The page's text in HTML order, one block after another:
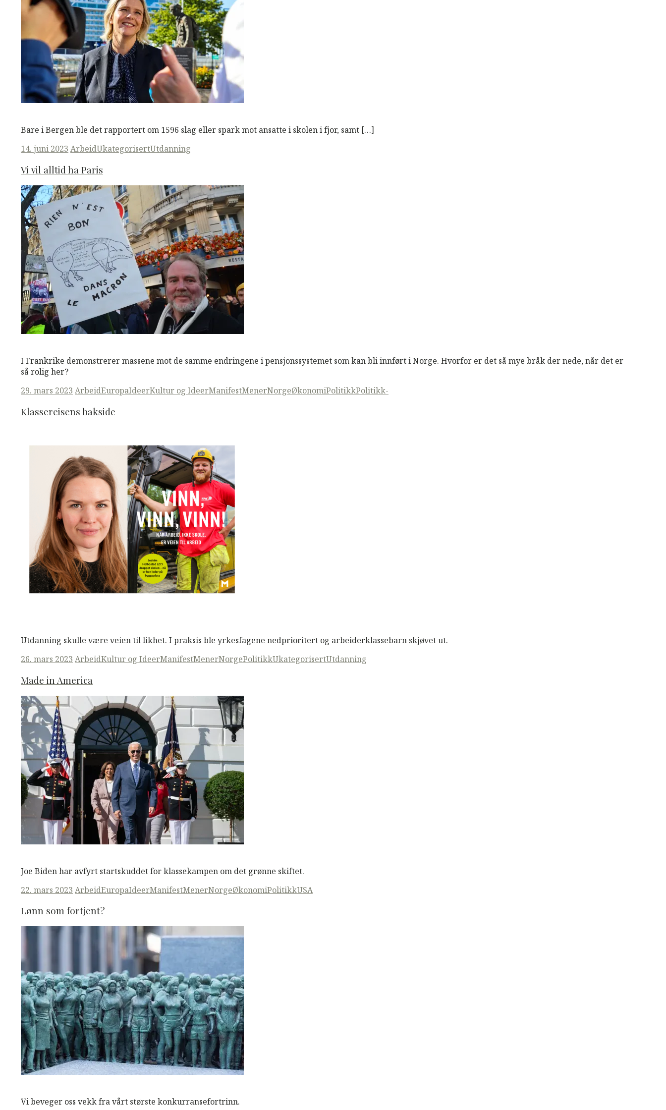
Bare i Bergen ble det rapportert om 1596 slag eller spark mot ansatte i skolen i fjor, samt […]
Posted
14. juni 2023 ArbeidUkategorisertUtdanning
Vi vil alltid ha Paris
I Frankrike demonstrerer massene mot de samme endringene i pensjonssystemet som kan bli innført i Norge. Hvorfor er det så mye bråk der nede, når det er
så rolig her?
Posted
29. mars 2023 ArbeidEuropaIdeerKultur og IdeerManifestMenerNorgeØkonomiPolitikkPolitikk-
Klasse­reisens bakside
Utdanning skulle være veien til likhet. I praksis ble yrkesfagene nedprioritert og arbeiderklassebarn skjøvet ut.
Posted
26. mars 2023 ArbeidKultur og IdeerManifestMenerNorgePolitikkUkategorisertUtdanning
Made in America
Joe Biden har avfyrt startskuddet for klassekampen om det grønne skiftet.
Posted
22. mars 2023 ArbeidEuropaIdeerManifestMenerNorgeØkonomiPolitikkUSA
Lønn som fortjent?
Vi beveger oss vekk fra vårt største konkurransefortrinn.